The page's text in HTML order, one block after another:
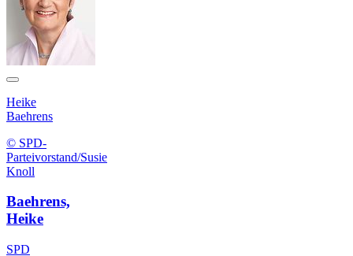
Heike
Baehrens
© SPD-
Parteivorstand/Susie
Knoll
Baehrens,
Heike
SPD